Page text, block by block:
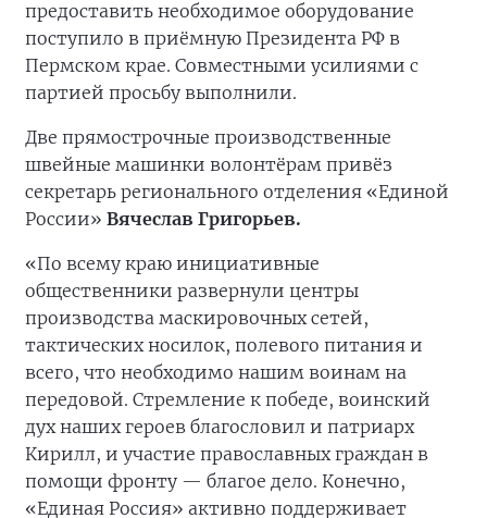
предоставить необходимое оборудование
поступило в приёмную Президента РФ в
Пермском крае. Совместными усилиями с
партией просьбу выполнили.
Две прямострочные производственные
швейные машинки волонтёрам привёз
секретарь регионального отделения «Единой
России» Вячеслав Григорьев.
«По всему краю инициативные
общественники развернули центры
производства маскировочных сетей,
тактических носилок, полевого питания и
всего, что необходимо нашим воинам на
передовой. Стремление к победе, воинский
дух наших героев благословил и патриарх
Кирилл, и участие православных граждан в
помощи фронту — благое дело. Конечно,
«Единая Россия» активно поддерживает